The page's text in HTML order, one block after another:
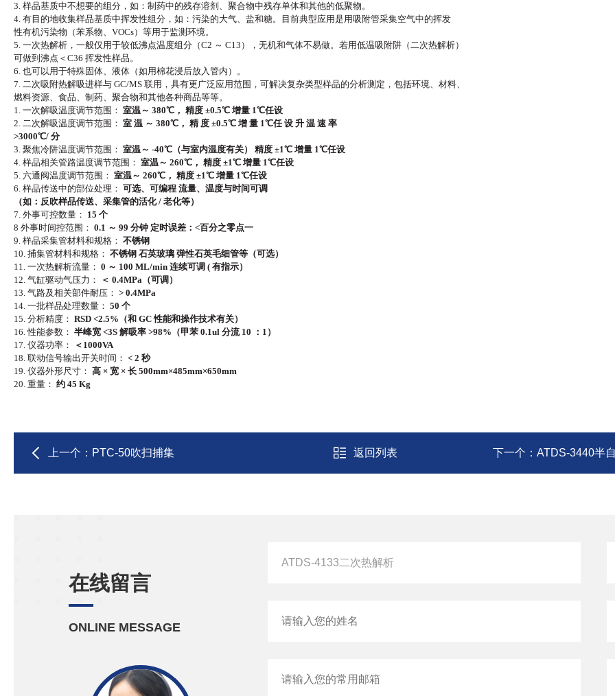
3. 样品基质中不想要的组分，如：制药中的残存溶剂、聚合物中残存单体和其他的低聚物。
4. 有目的地收集样品基质中挥发性组分，如：污染的大气、盐和糖。目前典型应用是用吸附管采集空气中的挥发
性有机污染物（苯系物、 VOCs）等用于监测环境。
5. 一次热解析，一般仅用于较低沸点温度组分（C2 ～ C13），无机和气体不易做。若用低温吸附阱（二次热解析）
可做到沸点＜ C36 挥发性样品。
6. 也可以用于特殊固体、液体（如用棉花浸后放入管内）。
7. 二次吸附热解吸进样与 GC/MS 联用，具有更广泛应用范围，可解决复杂类型样品的分析测定，包括环境、材料、
燃料资源、食品、制药、聚合物和其他各种商品等等。
1. 一次解吸温度调节范围： 室温～ 380℃， 精度 ±0.5℃ 增量 1℃任设
2. 二次解吸温度调节范围： 室 温 ～ 380℃， 精 度 ±0.5℃ 增 量 1℃任 设 升 温 速 率
>3000℃/ 分
3. 聚焦冷阱温度调节范围： 室温～ -40℃（与室内温度有关） 精度 ±1℃ 增量 1℃任设
4. 样品相关管路温度调节范围： 室温～ 260℃， 精度 ±1℃ 增量 1℃任设
5. 六通阀温度调节范围： 室温～ 260℃， 精度 ±1℃ 增量 1℃任设
6. 样品传送中的部位处理： 可选、可编程 流量、温度与时间可调
（如：反吹样品传送、采集管的活化/ 老化等）
7. 外事可控数量： 15 个
8 外事时间控范围： 0.1 ～ 99 分钟 定时误差：<百分之零点一
9. 样品采集管材料和规格： 不锈钢
10. 捕集管材料和规格： 不锈钢 石英玻璃 弹性石英毛细管等（可选）
11. 一次热解析流量： 0 ～ 100 ML/min 连续可调 ( 有指示）
12. 气缸驱动气压力：
＜ 0.4MPa（可调）
13. 气路及相关部件耐压： > 0.4MPa
14. 一批样品处理数量： 50 个
15. 分析精度： RSD <2.5%（和 GC 性能和操作技术有关）
16. 性能参数： 半峰宽 <3S 解吸率 >98%（甲苯 0.1ul 分流 10 ：1）
17. 仪器功率：
＜ 1000VA
18. 联动信号输出开关时间： < 2 秒
19. 仪器外形尺寸： 高 × 宽 × 长 500mm×485mm×650mm
20. 重量： 约 45 Kg
上一个： PTC-50吹扫捕集 返回列表 下一个： ATDS-3440半
在线留言
ONLINE MESSAGE